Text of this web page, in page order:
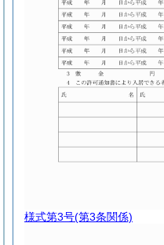
様式第3号(第3条関係)